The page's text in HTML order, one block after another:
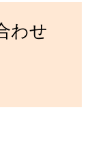
わせ